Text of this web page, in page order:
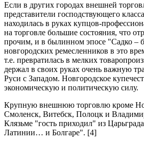
Если в других городах внешней
представители господствующего
находилась в руках купцов-
на торговле большие состояния, что
прочим, и в былинном эпосе "Садко –
новгородских ремесленников в это
т.е. превратилась в мелких
держал в своих руках очень важную
Руси с Западом. Новгородское
экономическую и политическую силу.
Крупную внешнюю торговлю кроме
Смоленск, Витебск, Полоцк и
Клязьме "гость приходил" из
Латинии… и Болгаре". [4]